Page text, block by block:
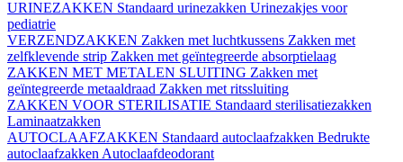
URINEZAKKEN Standaard urinezakken Urinezakjes voor
pediatrie
VERZENDZAKKEN Zakken met luchtkussens Zakken met
zelfklevende strip Zakken met geïntegreerde absorptielaag
ZAKKEN MET METALEN SLUITING Zakken met
geïntegreerde metaaldraad Zakken met ritssluiting
ZAKKEN VOOR STERILISATIE Standaard sterilisatiezakken
Laminaatzakken
AUTOCLAAFZAKKEN Standaard autoclaafzakken Bedrukte
autoclaafzakken Autoclaafdeodorant